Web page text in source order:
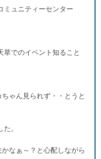
ミュニティーセンター
草でのイベント知ること
ゃん見られず・・とうと
。
なぁ～？と心配しながら